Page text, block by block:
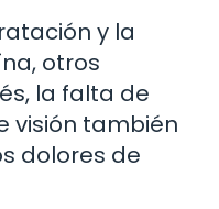
y la
otros
la falta de
visión también
dolores de